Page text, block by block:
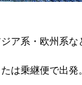
ア系・欧州系
は乗継便で出発